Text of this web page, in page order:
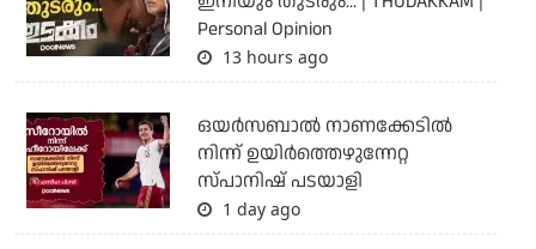
Personal Opinion
13 hours ago
ഒയര്‍സബാൽ നാണക്കേടിൽ
നിന്ന് ഉയിർത്തെഴുന്നേറ്റ
സ്പാനിഷ് പടയാളി
1 day ago